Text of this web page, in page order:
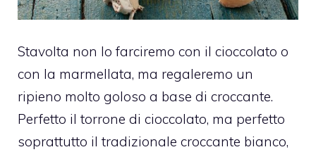
Stavolta non lo farciremo con il cioccolato o
con la marmellata, ma regaleremo un
ripieno molto goloso a base di croccante.
Perfetto il torrone di cioccolato, ma perfetto
soprattutto il tradizionale croccante bianco,